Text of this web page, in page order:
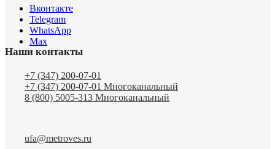
Вконтакте
Telegram
WhatsApp
Max
Наши контакты
+7 (347) 200-07-01
+7 (347) 200-07-01 Многоканальный
8 (800) 5005-313 Многоканальный
ufa@metroves.ru